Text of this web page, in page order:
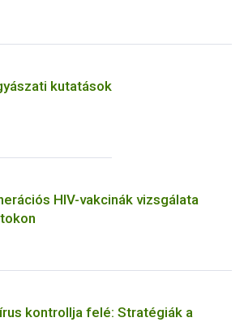
kutatások
HIV-vakcinák vizsgálata
kontrollja felé: Stratégiák a